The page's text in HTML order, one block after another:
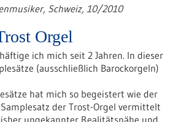
Schweiz, 10/2010
Orgel
ich mich seit 2 Jahren. In dieser
(ausschließlich Barockorgeln)
hat mich so begeistert wie der
der Trost-Orgel vermittelt
ungekannter Realitätsnähe und